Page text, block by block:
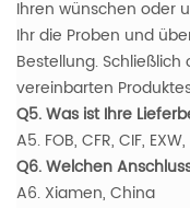
Ihren wünschen oder
Ihr die Proben und
Bestellung.
vereinbarten
Q5. Was ist Ihre
A5. FOB, CFR, CIF,
Q6. Welchen
A6. Xiamen, China